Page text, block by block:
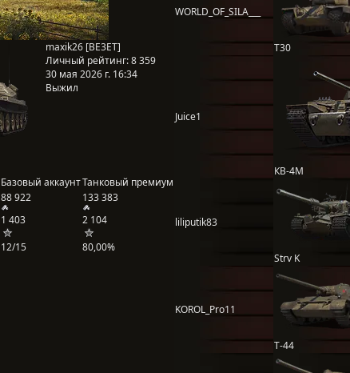
maxik26 [BE3ET]
Личный рейтинг:8 359
30 мая 2026 г. 16:34
Выжил
Базовый аккаунтТанковый премиум
88 922 133 383
1 403
2 104
12/15 80,00%
WORLD_OF_SILA___
T30
Juice1
КВ-4М
liliputik83
Strv K
KOROL_Pro11
Т-44